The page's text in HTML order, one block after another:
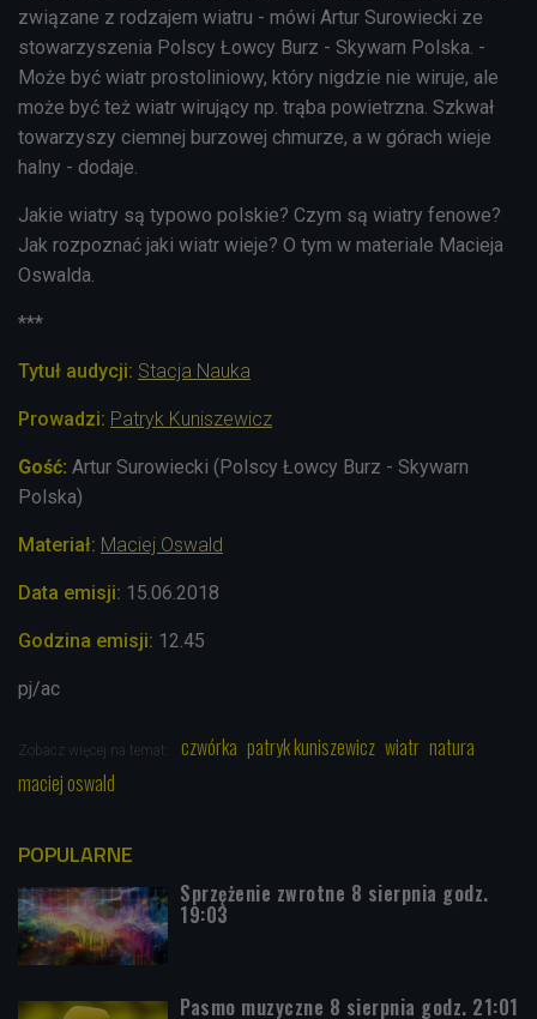
związane z rodzajem wiatru - mówi Artur Surowiecki ze
stowarzyszenia Polscy Łowcy Burz - Skywarn Polska. -
Może być wiatr prostoliniowy, który nigdzie nie wiruje, ale
może być też wiatr wirujący np. trąba powietrzna. Szkwał
towarzyszy ciemnej burzowej chmurze, a w górach wieje
halny - dodaje.
Jakie wiatry są typowo polskie? Czym są wiatry fenowe?
Jak rozpoznać jaki wiatr wieje? O tym w materiale Macieja
Oswalda.
***
Tytuł audycji: Stacja Nauka
Prowadzi: Patryk Kuniszewicz
Gość: Artur Surowiecki (Polscy Łowcy Burz - Skywarn
Polska)
Materiał: Maciej Oswald
Data emisji: 15.06.2018
Godzina emisji: 12.45
pj/ac
Zobacz więcej na temat: czwórka patryk kuniszewicz wiatr natura
maciej oswald
POPULARNE
Sprzężenie zwrotne 8 sierpnia godz.
19:03
Pasmo muzyczne 8 sierpnia godz. 21:01